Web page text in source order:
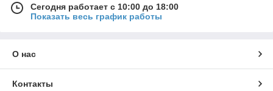
Сегодня работает с 10:00 до 18:00
Показать весь график работы
О нас
Контакты